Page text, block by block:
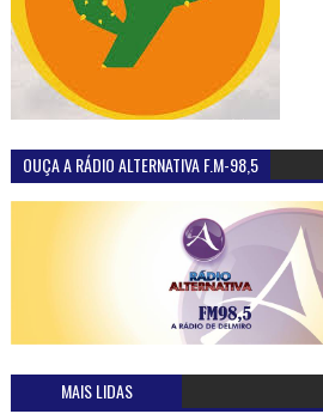
OUÇA A RÁDIO ALTERNATIVA F.M-98,5
MAIS LIDAS